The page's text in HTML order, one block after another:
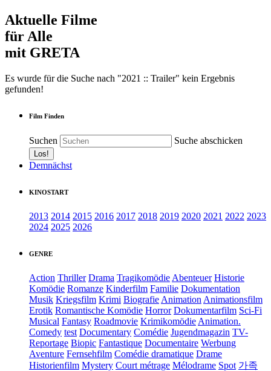
Aktuelle Filme
für Alle
mit GRETA
Es wurde für die Suche nach "2021 :: Trailer" kein Ergebnis
gefunden!
Film Finden
Suchen Suche abschicken
Demnächst
KINOSTART
2013 2014 2015 2016 2017 2018 2019 2020 2021 2022 2023
2024 2025 2026
GENRE
Action Thriller Drama Tragikomödie Abenteuer Historie
Komödie Romanze Kinderfilm Familie Dokumentation
Musik Kriegsfilm Krimi Biografie Animation Animationsfilm
Erotik Romantische Komödie Horror Dokumentarfilm Sci-Fi
Musical Fantasy Roadmovie Krimikomödie Animation.
Comedy test Documentary Comédie Jugendmagazin TV-
Reportage Biopic Fantastique Documentaire Werbung
Aventure Fernsehfilm Comédie dramatique Drame
Historienfilm Mystery Court métrage Mélodrame Spot 가족